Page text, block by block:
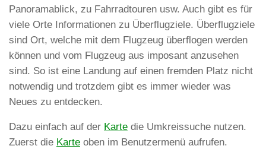
Panoramablick, zu Fahrradtouren usw. Auch gibt es für
viele Orte Informationen zu Überflugziele. Überflugziele
sind Ort, welche mit dem Flugzeug überflogen werden
können und vom Flugzeug aus imposant anzusehen
sind. So ist eine Landung auf einen fremden Platz nicht
notwendig und trotzdem gibt es immer wieder was
Neues zu entdecken.
Dazu einfach auf der Karte die Umkreissuche nutzen.
Zuerst die Karte oben im Benutzermenü aufrufen.